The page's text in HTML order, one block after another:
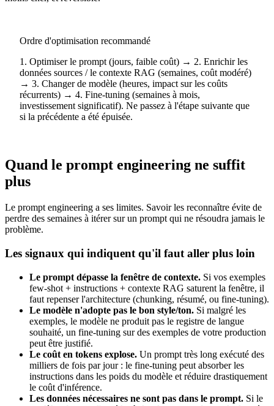
Ordre d'optimisation recommandé
1. Optimiser le prompt (jours, faible coût) → 2. Enrichir les
données sources / le contexte RAG (semaines, coût modéré)
→ 3. Changer de modèle (heures, impact sur les coûts
récurrents) → 4. Fine-tuning (semaines à mois,
investissement significatif). Ne passez à l'étape suivante que
si la précédente a été épuisée.
Quand le prompt engineering ne suffit
plus
Le prompt engineering a ses limites. Savoir les reconnaître évite de
perdre des semaines à itérer sur un prompt qui ne résoudra jamais le
problème.
Les signaux qui indiquent qu'il faut aller plus loin
Le prompt dépasse la fenêtre de contexte. Si vos exemples
few-shot + instructions + contexte RAG saturent la fenêtre, il
faut repenser l'architecture (chunking, résumé, ou fine-tuning).
Le modèle n'adopte pas le bon style/ton. Si malgré les
exemples, le modèle ne produit pas le registre de langue
souhaité, un fine-tuning sur des exemples de votre production
peut être justifié.
Le coût en tokens explose. Un prompt très long exécuté des
milliers de fois par jour : le fine-tuning peut absorber les
instructions dans les poids du modèle et réduire drastiquement
le coût d'inférence.
Les données nécessaires ne sont pas dans le prompt. Si le